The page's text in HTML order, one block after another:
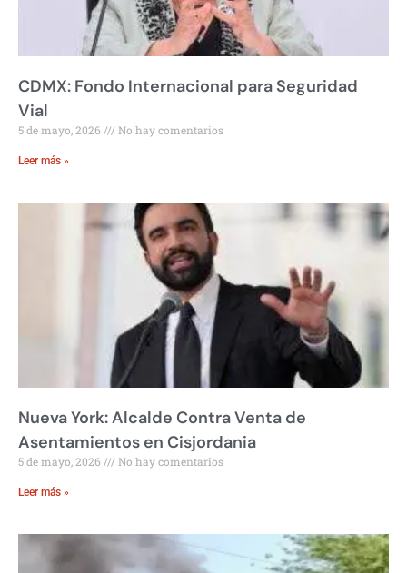
CDMX: Fondo Internacional para Seguridad
Vial
5 de mayo, 2026 No hay comentarios
Leer más »
Nueva York: Alcalde Contra Venta de
Asentamientos en Cisjordania
5 de mayo, 2026 No hay comentarios
Leer más »